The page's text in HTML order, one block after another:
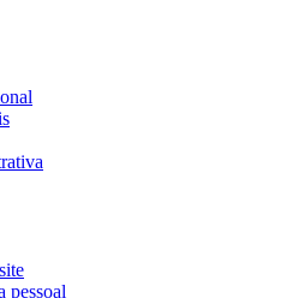
pessoal